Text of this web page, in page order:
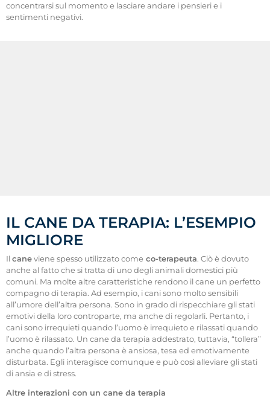
concentrarsi sul momento e lasciare andare i pensieri e i
sentimenti negativi.
IL CANE DA TERAPIA: L’ESEMPIO
MIGLIORE
Ilcaneviene spesso utilizzato come co-terapeuta. Ciò è dovuto
anche al fatto che si tratta di uno degli animali domestici più
comuni. Ma molte altre caratteristiche rendono il cane un perfetto
compagno di terapia. Ad esempio, i cani sono molto sensibili
all’umore dell’altra persona. Sono in grado di rispecchiare gli stati
emotivi della loro controparte, ma anche di regolarli. Pertanto, i
cani sono irrequieti quando l’uomo è irrequieto e rilassati quando
l’uomo è rilassato. Un cane da terapia addestrato, tuttavia, “tollera”
anche quando l’altra persona è ansiosa, tesa ed emotivamente
disturbata. Egli interagisce comunque e può così alleviare gli stati
di ansia e di stress.
Altre interazioni con un cane da terapia